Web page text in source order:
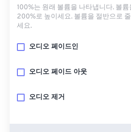
100%는 원래 볼륨을 나타냅니다. 볼
200%로 높이세요. 볼륨을 절반으로
세요.
오디오 페이드인
오디오 페이드 아웃
오디오 제거